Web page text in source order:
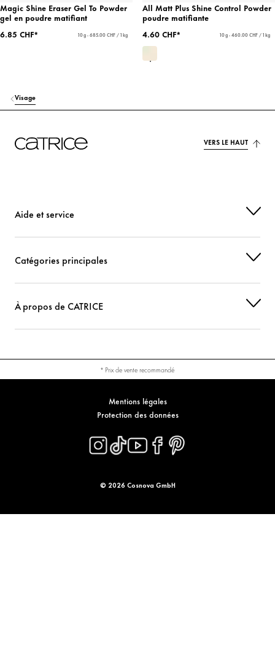
Magic Shine Eraser Gel To Powder
gel en poudre matifiant
6.85 CHF*
10 g - 685.00 CHF / 1 kg
All Matt Plus Shine Control Powder
poudre matifiante
4.60 CHF*
10 g - 460.00 CHF / 1 kg
Visage
VERS LE HAUT
Aide et service
Catégories principales
À propos de CATRICE
* Prix de vente recommandé
Mentions légales
Protection des données
© 2026 Cosnova GmbH